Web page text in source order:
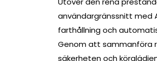
användargränssnitt med
farthållning och
Genom att sammanföra
säkerheten och